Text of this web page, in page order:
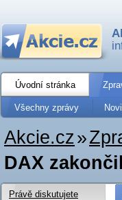
Úvodní stránka
Všechny zprávy
Akcie.cz»
DAX
Právě diskutujete